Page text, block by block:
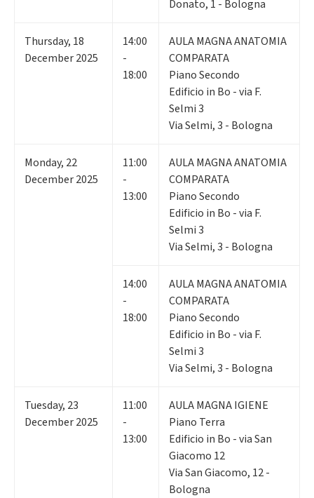
Donato, 1 - Bologna
Thursday, 18
December 2025
14:00
-
18:00
AULA MAGNA ANATOMIA
COMPARATA
Piano Secondo
Edificio in Bo - via F.
Selmi 3
Via Selmi, 3 - Bologna
Monday, 22
December 2025
11:00
-
13:00
AULA MAGNA ANATOMIA
COMPARATA
Piano Secondo
Edificio in Bo - via F.
Selmi 3
Via Selmi, 3 - Bologna
14:00
-
18:00
AULA MAGNA ANATOMIA
COMPARATA
Piano Secondo
Edificio in Bo - via F.
Selmi 3
Via Selmi, 3 - Bologna
Tuesday, 23
December 2025
11:00
-
13:00
AULA MAGNA IGIENE
Piano Terra
Edificio in Bo - via San
Giacomo 12
Via San Giacomo, 12 -
Bologna